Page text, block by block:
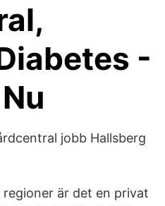
-
jobb Hallsberg
regioner är det en privat